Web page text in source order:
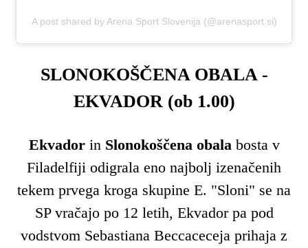
A post shared by Arena Sport Slovenija (@arenasport.si)
SLONOKOŠČENA OBALA -
EKVADOR (ob 1.00)
Ekvadorin Slonokoščena obala bosta v
Filadelfiji odigrala eno najbolj izenačenih
tekem prvega kroga skupine E. "Sloni" se na
SP vračajo po 12 letih, Ekvador pa pod
vodstvom Sebastiana Beccaceceja prihaja z